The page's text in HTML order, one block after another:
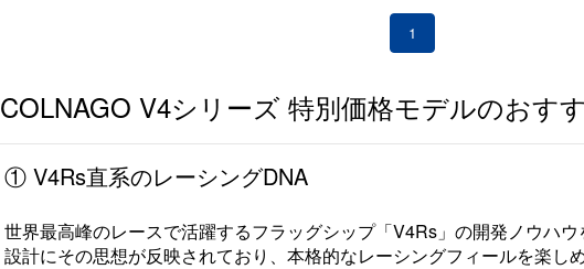
1
COLNAGO V4シリーズ 特別価格モデルのおす
① V4Rs直系のレーシングDNA
世界最高峰のレースで活躍するフラッグシップ「V4Rs」の開発ノウハ
設計にその思想が反映されており、本格的なレーシングフィールを楽しめ